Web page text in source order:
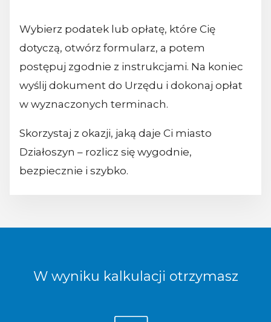
Wybierz podatek lub opłatę, które Cię
dotyczą, otwórz formularz, a potem
postępuj zgodnie z instrukcjami. Na koniec
wyślij dokument do Urzędu i dokonaj opłat
w wyznaczonych terminach.
Skorzystaj z okazji, jaką daje Ci miasto
Działoszyn – rozlicz się wygodnie,
bezpiecznie i szybko.
W wyniku kalkulacji otrzymasz